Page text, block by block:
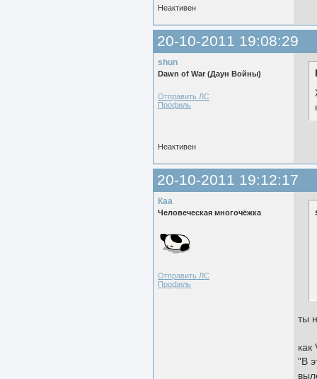
Неактивен
20-10-2011 19:08:29
shun
Dawn of War (Даун Войны)
Отправить ЛС
Профиль
Неактивен
20-10-2011 19:12:17
Каа
Человеческая многочёжка
Отправить ЛС
Профиль
ты
как
"В